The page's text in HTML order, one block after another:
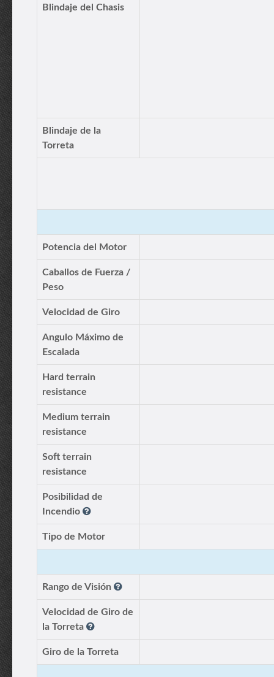
Blindaje del Chasis
Blindaje de la
Torreta
Potencia del Motor
Caballos de Fuerza /
Peso
Velocidad de Giro
Angulo Máximo de
Escalada
Hard terrain
resistance
Medium terrain
resistance
Soft terrain
resistance
Posibilidad de
Incendio
Tipo de Motor
Rango de Visión
Velocidad de Giro de
la Torreta
Giro de la Torreta